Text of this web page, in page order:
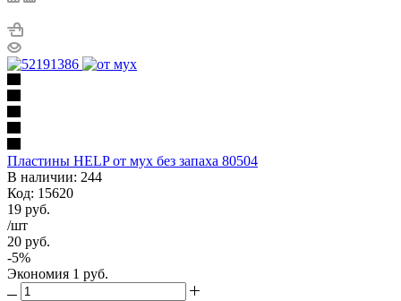
Пластины HELP от мух без запаха 80504
В наличии: 244
Код: 15620
19 руб.
/шт
20 руб.
-5%
Экономия 1 руб.